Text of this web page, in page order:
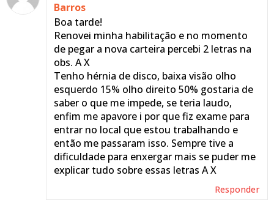
Barros
Boa tarde!
Renovei minha habilitação e no momento
de pegar a nova carteira percebi 2 letras na
obs. A X
Tenho hérnia de disco, baixa visão olho
esquerdo 15% olho direito 50% gostaria de
saber o que me impede, se teria laudo,
enfim me apavore i por que fiz exame para
entrar no local que estou trabalhando e
então me passaram isso. Sempre tive a
dificuldade para enxergar mais se puder me
explicar tudo sobre essas letras A X
Responder